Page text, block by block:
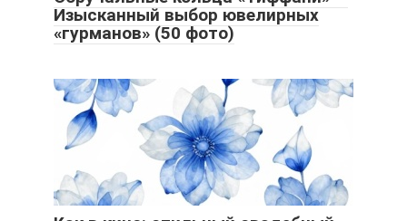
Изысканный выбор ювелирных
«гурманов» (50 фото)